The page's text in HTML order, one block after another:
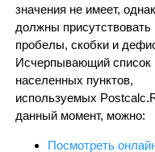
значения не имеет,
должны присутствовать
пробелы, скобки и
Исчерпывающий список
населенных пунктов,
используемых
данный момент, можно:
Посмотреть